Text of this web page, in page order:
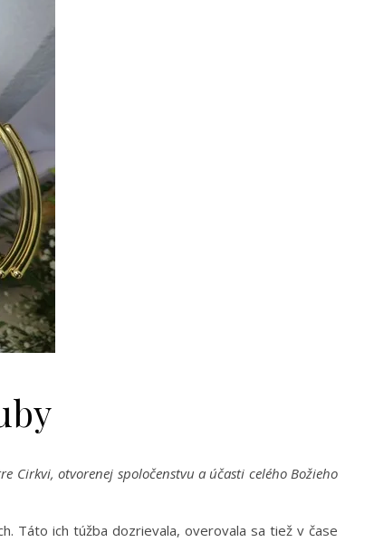
Cirkvi, otvorenej spoločenstvu a účasti celého Božieho
Táto ich túžba dozrievala, overovala sa tiež v čase